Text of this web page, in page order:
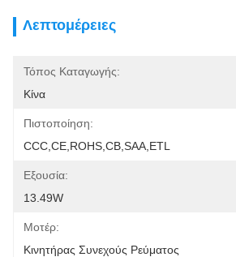
Λεπτομέρειες
Τόπος Καταγωγής:
Κίνα
Πιστοποίηση:
CCC,CE,ROHS,CB,SAA,ETL
Εξουσία:
13.49W
Μοτέρ:
Κινητήρας Συνεχούς Ρεύματος